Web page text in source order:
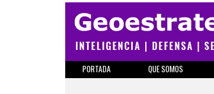
PORTADA QUE SOMOS